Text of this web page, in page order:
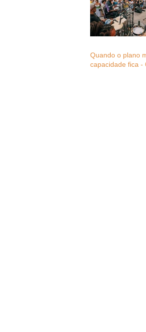
Quando o plano
capacidade fica -